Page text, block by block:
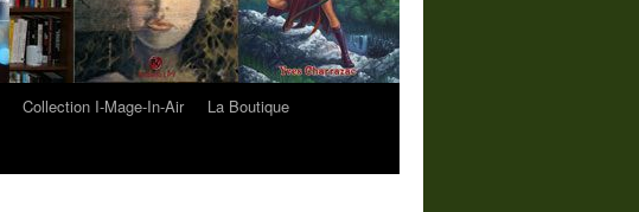
Collection I-Mage-In-Air
La Boutique